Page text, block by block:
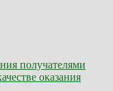
получателями
оказания